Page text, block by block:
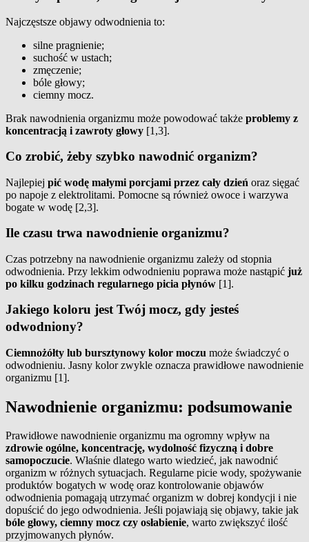
Najczęstsze objawy odwodnienia to:
silne pragnienie;
suchość w ustach;
zmęczenie;
bóle głowy;
ciemny mocz.
Brak nawodnienia organizmu może powodować także problemy z
koncentracją i zawroty głowy [1,3].
Co zrobić, żeby szybko nawodnić organizm?
Najlepiej pić wodę małymi porcjami przez cały dzień oraz sięgać
po napoje z elektrolitami. Pomocne są również owoce i warzywa
bogate w wodę [2,3].
Ile czasu trwa nawodnienie organizmu?
Czas potrzebny na nawodnienie organizmu zależy od stopnia
odwodnienia. Przy lekkim odwodnieniu poprawa może nastąpić już
po kilku godzinach regularnego picia płynów [1].
Jakiego koloru jest Twój mocz, gdy jesteś
odwodniony?
Ciemnożółty lub bursztynowy kolor moczu może świadczyć o
odwodnieniu. Jasny kolor zwykle oznacza prawidłowe nawodnienie
organizmu [1].
Nawodnienie organizmu: podsumowanie
Prawidłowe nawodnienie organizmu ma ogromny wpływ na
zdrowie ogólne, koncentrację, wydolność fizyczną i dobre
samopoczucie. Właśnie dlatego warto wiedzieć, jak nawodnić
organizm w różnych sytuacjach. Regularne picie wody, spożywanie
produktów bogatych w wodę oraz kontrolowanie objawów
odwodnienia pomagają utrzymać organizm w dobrej kondycji i nie
dopuścić do jego odwodnienia. Jeśli pojawiają się objawy, takie jak
bóle głowy, ciemny mocz czy osłabienie, warto zwiększyć ilość
przyjmowanych płynów.